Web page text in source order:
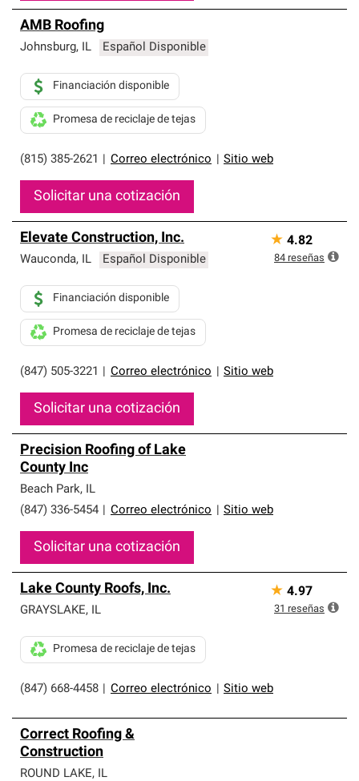
AMB Roofing
Johnsburg, IL Español Disponible
(815) 385-2621 Correo electrónico Sitio web
Financiación disponible
Promesa de reciclaje de tejas
Solicitar una cotización
Elevate Construction, Inc.
Wauconda, IL Español Disponible
(847) 505-3221 Correo electrónico Sitio web
Financiación disponible
Promesa de reciclaje de tejas
Solicitar una cotización
★ 4.82
84 reseñas
Precision Roofing of Lake
County Inc
Beach Park, IL
(847) 336-5454
Correo electrónico Sitio web
Solicitar una cotización
Lake County Roofs, Inc.
GRAYSLAKE, IL
(847) 668-4458 Correo electrónico Sitio web
Promesa de reciclaje de tejas
★ 4.97
31 reseñas
Correct Roofing &
Construction
ROUND LAKE, IL